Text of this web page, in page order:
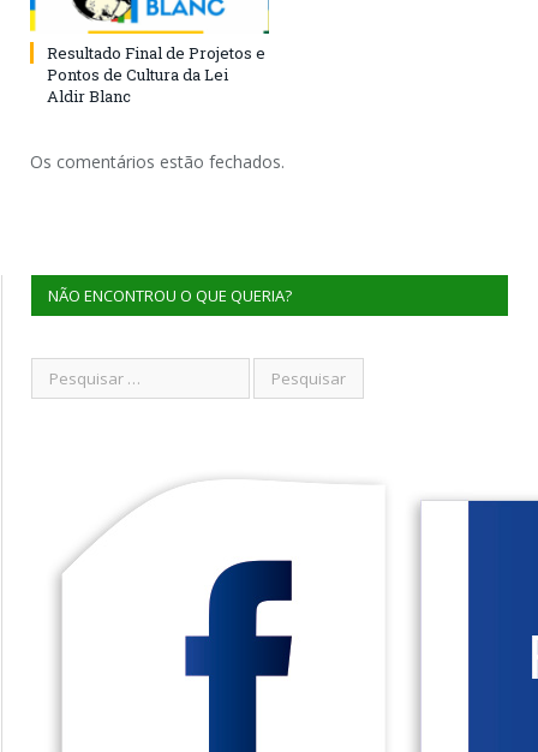
Resultado Final de Projetos e
Pontos de Cultura da Lei
Aldir Blanc
Os comentários estão fechados.
NÃO ENCONTROU O QUE QUERIA?